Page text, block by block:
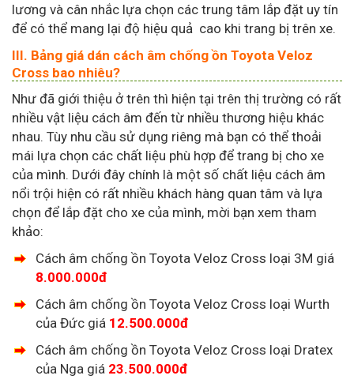
lương và cân nhắc lựa chọn các trung tâm lắp đặt uy tín
để có thể mang lại độ hiệu quả cao khi trang bị trên xe.
III. Bảng giá dán cách âm chống ồn Toyota Veloz
Cross bao nhiêu?
Như đã giới thiệu ở trên thì hiện tại trên thị trường có rất
nhiều vật liệu cách âm đến từ nhiều thương hiệu khác
nhau. Tùy nhu cầu sử dụng riêng mà bạn có thể thoải
mái lựa chọn các chất liệu phù hợp để trang bị cho xe
của mình. Dưới đây chính là một số chất liệu cách âm
nổi trội hiện có rất nhiều khách hàng quan tâm và lựa
chọn để lắp đặt cho xe của mình, mời bạn xem tham
khảo:
Cách âm chống ồn Toyota Veloz Cross loại 3M giá
8.000.000đ
Cách âm chống ồn Toyota Veloz Cross loại Wurth
của Đức giá 12.500.000đ
Cách âm chống ồn Toyota Veloz Cross loại Dratex
của Nga giá 23.500.000đ